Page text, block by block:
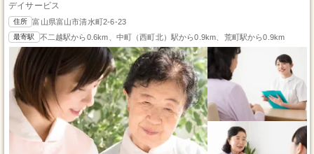
デイサービス
住所 富山県富山市清水町2-6-23
最寄駅 不二越駅から0.6km、中町（西町北）駅から0.9km、荒町駅から0.9km